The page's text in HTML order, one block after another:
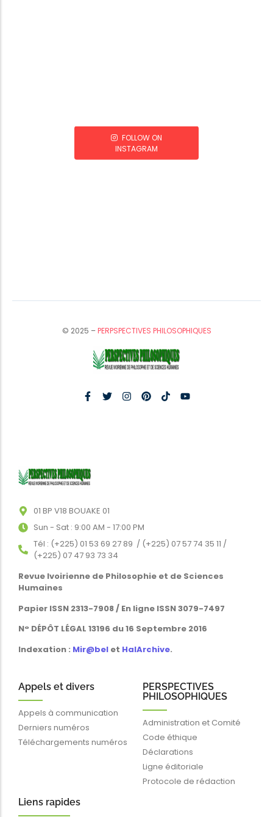
FOLLOW ON
INSTAGRAM
© 2025 –PERPSPECTIVES PHILOSOPHIQUES
01 BP V18 BOUAKE 01
Sun - Sat : 9:00 AM - 17:00 PM
Tél : (+225) 01 53 69 27 89 / (+225) 07 57 74 35 11 /
(+225) 07 47 93 73 34
Revue Ivoirienne de Philosophie et de Sciences
Humaines
Papier ISSN 2313-7908 / En ligne ISSN 3079-7497
N° DÉPÔT LÉGAL 13196 du 16 Septembre 2016
Indexation : Mir@bel et HalArchive.
Appels et divers
Appels à communication
Derniers numéros
Téléchargements numéros
PERSPECTIVES
PHILOSOPHIQUES
Administration et Comité
Code éthique
Déclarations
Ligne éditoriale
Protocole de rédaction
Liens rapides